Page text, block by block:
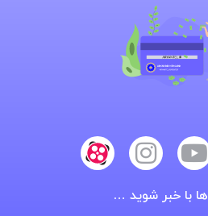
با خبر شوید …